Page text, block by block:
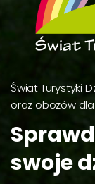
Świat Turystyki
oraz obozów dla
swoje